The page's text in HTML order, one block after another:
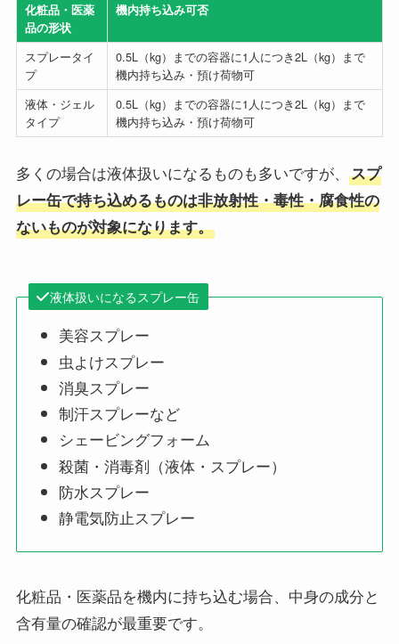
化粧品・医薬
品の形状
機内持ち込み可否
スプレータイ
プ
0.5L（kg）までの容器に1人につき2L（kg）まで
機内持ち込み・預け荷物可
液体・ジェル
タイプ
0.5L（kg）までの容器に1人につき2L（kg）まで
機内持ち込み・預け荷物可
多くの場合は液体扱いになるものも多いですが、
スプ
レー缶で持ち込めるものは非放射性・毒性・腐食性の
ないものが対象になります。
液体扱いになるスプレー缶
美容スプレー
虫よけスプレー
消臭スプレー
制汗スプレーなど
シェービングフォーム
殺菌・消毒剤（液体・スプレー）
防水スプレー
静電気防止スプレー
化粧品・医薬品を機内に持ち込む場合、中身の成分と
含有量の確認が最重要です。